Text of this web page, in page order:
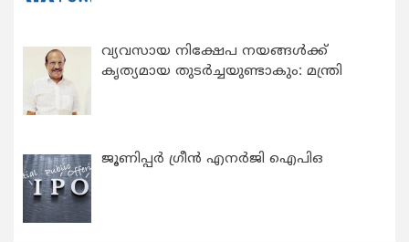
വ്യവസായ നിക്ഷേപ നയങ്ങള്‍ക്ക്
കൃത്യമായ തുടര്‍ച്ചയുണ്ടാകും: മന്ത്രി
ജൂണിപ്പർ ഗ്രീൻ എനർജി ഐപിഒ